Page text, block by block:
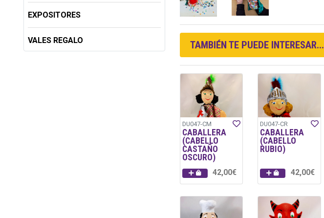
EXPOSITORES
VALES REGALO TAMBIÉN TE PUEDE INTERESAR...
DU047-CM
CABALLERA
(CABELLO
CASTAÑO
OSCURO)
42,00€
DU047-CR
CABALLERA
(CABELLO
RUBIO)
42,00€